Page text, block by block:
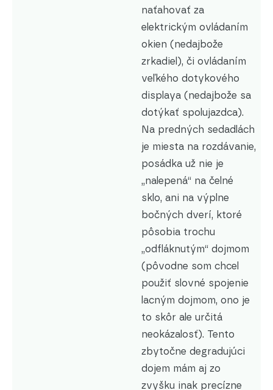
naťahovať za
elektrickým ovládaním
okien (nedajbože
zrkadiel), či ovládaním
veľkého dotykového
displaya (nedajbože sa
dotýkať spolujazdca).
Na predných sedadlách
je miesta na rozdávanie,
posádka už nie je
„nalepená“ na čelné
sklo, ani na výplne
bočných dverí, ktoré
pôsobia trochu
„odfláknutým“ dojmom
(pôvodne som chcel
použiť slovné spojenie
lacným dojmom, ono je
to skôr ale určitá
neokázalosť). Tento
zbytočne degradujúci
dojem mám aj zo
zvyšku inak precízne